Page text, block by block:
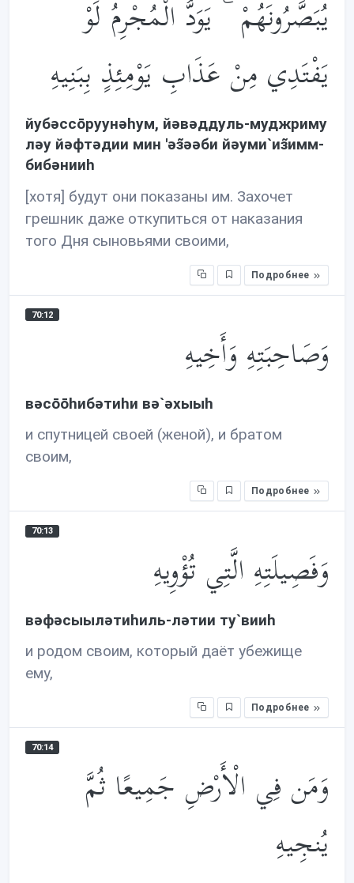
يُبَصَّرُونَهُمْ ۚ يَوَدُّ الْمُجْرِمُ لَوْ
يَفْتَدِي مِنْ عَذَابِ يَوْمِئِذٍ بِبَنِيهِ
йубəссōруунəhум, йəвəддуль-муджриму
лəу йəфтəдии мин 'əз̃əəби йəуми`из̃имм-
бибəнииh
[хотя] будут они показаны им. Захочет
грешник даже откупиться от наказания
того Дня сыновьями своими,
Подробнее
70:12
وَصَاحِبَتِهِ وَأَخِيهِ
вəсōōhибəтиhи вə`əхыыh
и спутницей своей (женой), и братом
своим,
Подробнее
70:13
وَفَصِيلَتِهِ الَّتِي تُؤْوِيهِ
вəфəсыылəтиhиль-лəтии ту`вииh
и родом своим, который даёт убежище
ему,
Подробнее
70:14
وَمَن فِي الْأَرْضِ جَمِيعًا ثُمَّ
يُنجِيهِ